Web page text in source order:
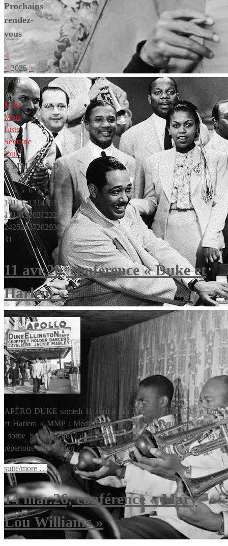
Prochains
rendez-
vous
<
< 2026>
Août
>
Mois
Mois
Liste
Semaine
Jour
L MMJ V S D
1 2
3 4 5 6 7 8 9
10111213141516
1718192021 2223
24252627282930
31
11 avr.26, conférence « Duke et
Harlem »
APÉRO DUKE samedi 11 avril à 11h Bernard VILLIERS « Duke
et Harlem » MMP : Médiathèque de Paris au Forum des Halles –
sortie St Eustache 75001 Paris L’évocation de Harlem dans le
répertoire ellingtonien …
suite/more …
14 mar.26, conférence « Mary
Lou Williams »